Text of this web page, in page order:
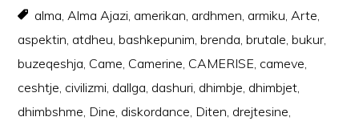
alma,Alma Ajazi, amerikan, ardhmen, armiku,Arte,
aspektin, atdheu,bashkepunim,brenda,brutale,bukur,
buzeqeshja, Came, Camerine, CAMERISE, cameve,
ceshtje, civilizmi, dallga, dashuri, dhimbje, dhimbjet,
dhimbshme, Dine, diskordance, Diten, drejtesine,